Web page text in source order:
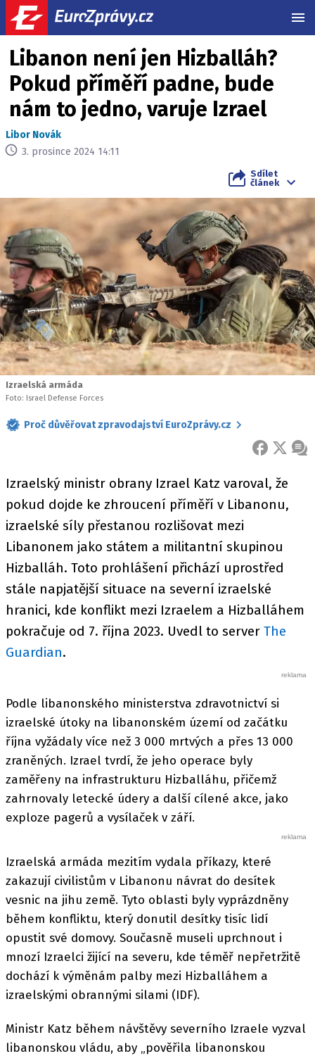
Libanon není jen Hizballáh?
Pokud příměří padne, bude
nám to jedno, varuje Izrael
Libor Novák
3. prosince 2024 14:11
Sdílet
článek
Izraelská armáda
Foto: Israel Defense Forces
Proč důvěřovat zpravodajství EuroZprávy.cz
FACEBOOK
X
Izraelský ministr obrany Izrael Katz varoval, že
pokud dojde ke zhroucení příměří v Libanonu,
izraelské síly přestanou rozlišovat mezi
Libanonem jako státem a militantní skupinou
Hizballáh. Toto prohlášení přichází uprostřed
stále napjatější situace na severní izraelské
hranici, kde konflikt mezi Izraelem a Hizballáhem
pokračuje od 7. října 2023. Uvedl to server The
Guardian.
Podle libanonského ministerstva zdravotnictví si
izraelské útoky na libanonském území od začátku
října vyžádaly více než 3 000 mrtvých a přes 13 000
zraněných. Izrael tvrdí, že jeho operace byly
zaměřeny na infrastrukturu Hizballáhu, přičemž
zahrnovaly letecké údery a další cílené akce, jako
exploze pagerů a vysílaček v září.
Izraelská armáda mezitím vydala příkazy, které
zakazují civilistům v Libanonu návrat do desítek
vesnic na jihu země. Tyto oblasti byly vyprázdněny
během konfliktu, který donutil desítky tisíc lidí
opustit své domovy. Současně museli uprchnout i
mnozí Izraelci žijící na severu, kde téměř nepřetržitě
dochází k výměnám palby mezi Hizballáhem a
izraelskými obrannými silami (IDF).
Ministr Katz během návštěvy severního Izraele vyzval
libanonskou vládu, aby „pověřila libanonskou